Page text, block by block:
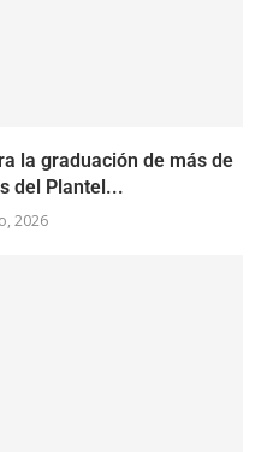
la graduación de más de
del Plantel...
2026